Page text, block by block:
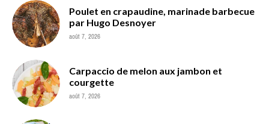
Poulet en crapaudine, marinade barbecue
par Hugo Desnoyer
août 7, 2026
Carpaccio de melon aux jambon et
courgette
août 7, 2026